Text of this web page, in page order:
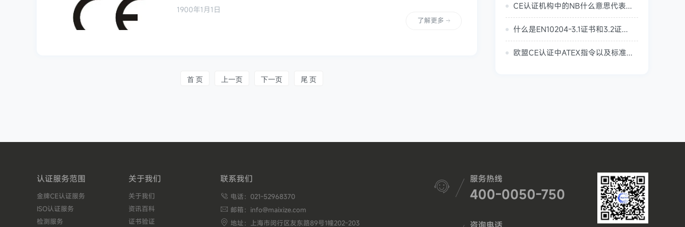
1900年1月1日
了解更多
首 页 上一页 下一页 尾 页
CE认证机构中的NB什么意思代表着什么？
什么是EN10204-3.1证书和3.2证书？什么是PED-4.3证书？
欧盟CE认证中ATEX指令以及标准详细说明
认证服务范围
金牌CE认证服务
ISO认证服务
检测服务
关于我们
关于我们
资讯百科
证书验证
联系我们
 电话：021-52968370
 邮箱：info@maixize.com
 地址：上海市闵行区友东路89号1幢202-203

服务热线
400-0050-750